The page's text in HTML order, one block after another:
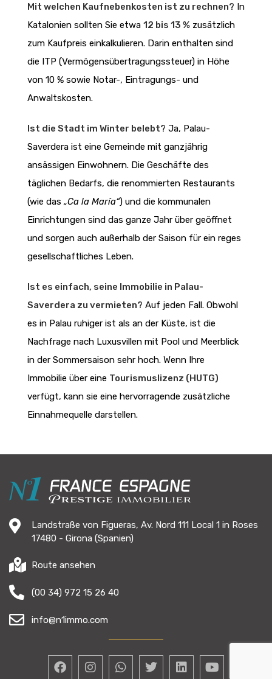
Mit welchen Kaufnebenkosten ist zu rechnen? In
Katalonien sollten Sie etwa 12 bis 13 % zusätzlich
zum Kaufpreis einkalkulieren. Darin enthalten sind
die ITP (Vermögensübertragungssteuer) in Höhe
von 10 % sowie Notar-, Eintragungs- und
Anwaltskosten.
Ist die Stadt im Winter belebt? Ja, Palau-
Saverdera ist eine Gemeinde mit ganzjährig
ansässigen Einwohnern. Die Geschäfte des
täglichen Bedarfs, die renommierten Restaurants
(wie das „Ca la María“) und die kommunalen
Einrichtungen sind das ganze Jahr über geöffnet
und sorgen auch außerhalb der Saison für ein reges
gesellschaftliches Leben.
Ist es einfach, seine Immobilie in Palau-
Saverdera zu vermieten? Auf jeden Fall. Obwohl
es in Palau ruhiger ist als an der Küste, ist die
Nachfrage nach Luxusvillen mit Pool und Meerblick
in der Sommersaison sehr hoch. Wenn Ihre
Immobilie über eine Tourismuslizenz (HUTG)
verfügt, kann sie eine hervorragende zusätzliche
Einnahmequelle darstellen.
Landstraße von Figueras, Av. Nord 111 Local 1 in Roses
17480 - Girona (Spanien)
Route ansehen
(00 34) 972 15 26 40
info@n1immo.com